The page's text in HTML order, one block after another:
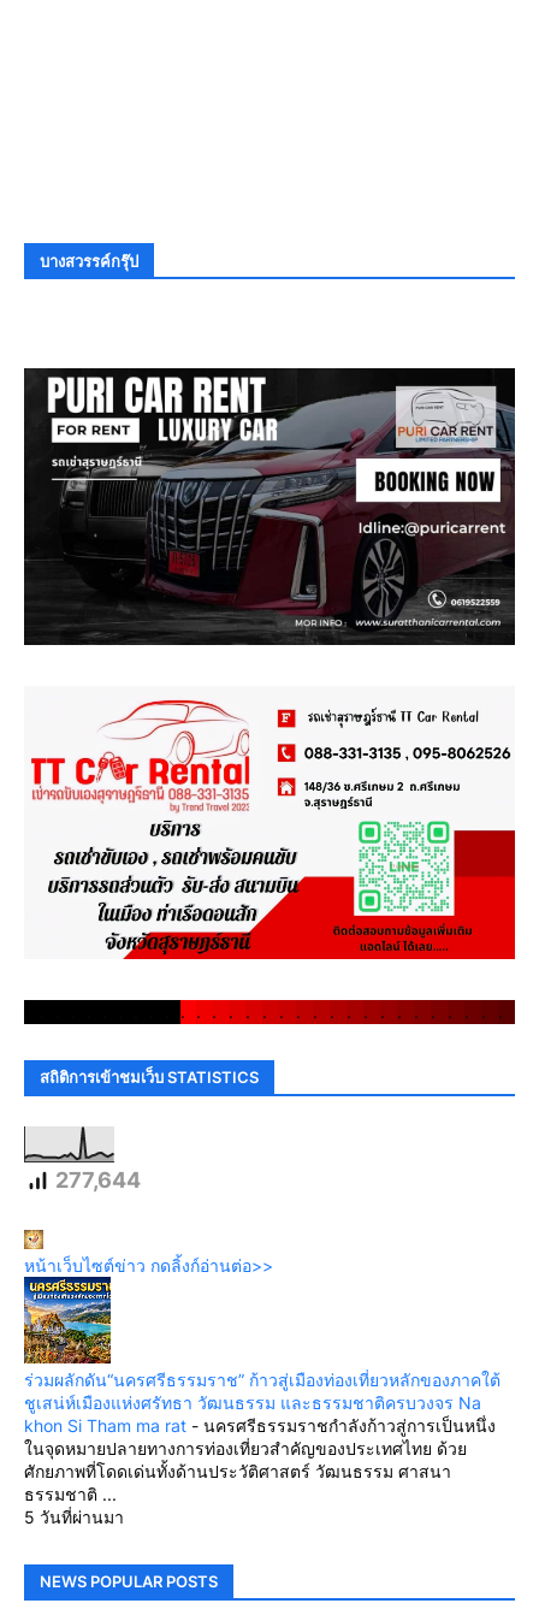
บางสวรรค์กรุ๊ป
. . . . . . . . . . . . . . . . . . . .
สถิติการเข้าชมเว็บ STATISTICS
277,644
หน้าเว็บไซต์ข่าว กดลิ้งก์อ่านต่อ>>
ร่วมผลักดัน“นครศรีธรรมราช” ก้าวสู่เมืองท่องเที่ยวหลักของภาคใต้
ชูเสน่ห์เมืองแห่งศรัทธา วัฒนธรรม และธรรมชาติครบวงจร Na
khon Si Tham ma rat - นครศรีธรรมราชกำลังก้าวสู่การเป็นหนึ่ง
ในจุดหมายปลายทางการท่องเที่ยวสำคัญของประเทศไทย ด้วย
ศักยภาพที่โดดเด่นทั้งด้านประวัติศาสตร์ วัฒนธรรม ศาสนา
ธรรมชาติ ...
5 วันที่ผ่านมา
NEWS POPULAR POSTS